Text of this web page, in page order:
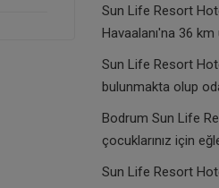
Sun Life Resort
Havaalanı'na 36 km
Sun Life Resort
bulunmakta olup
Bodrum Sun Life
çocuklarınız için
Sun Life Resort